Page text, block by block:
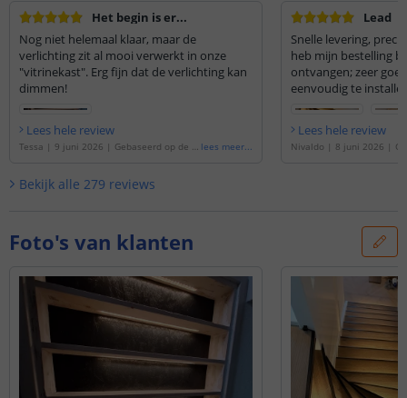
Het begin is er...
Nog niet helemaal klaar, maar de
verlichting zit al mooi verwerkt in onze
"vitrinekast". Erg fijn dat de verlichting kan
dimmen!
Lees hele review
Tessa | 9 juni 2026 | Gebaseerd op de lees meer...
Lead
Snelle levering,
heb mijn bestelling
ontvangen; zeer
eenvoudig te
Lees hele review
Nivaldo | 8 juni 2026 |
Bekijk alle 279 reviews
Foto's van klanten